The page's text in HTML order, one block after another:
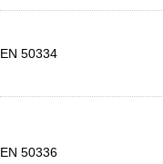
EN 50334
EN 50336